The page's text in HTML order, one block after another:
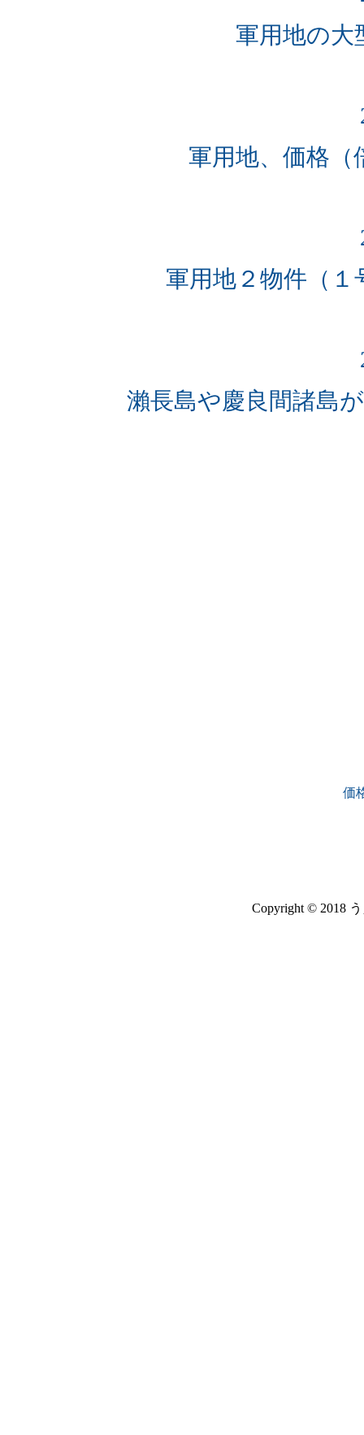
軍用地の大
軍用地、価格
軍用地２物件（
瀨長島や慶良間諸島
価
Copyright © 2018